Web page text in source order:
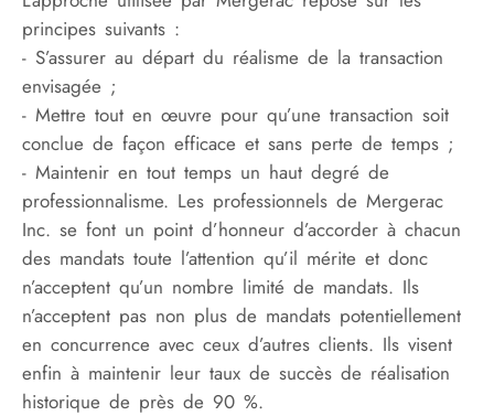
principes suivants :
- S’assurer au départ du réalisme de la transaction
envisagée ;
- Mettre tout en œuvre pour qu’une transaction soit
conclue de façon efficace et sans perte de temps ;
- Maintenir en tout temps un haut degré de
professionnalisme. Les professionnels de Mergerac
Inc. se font un point d’honneur d’accorder à chacun
des mandats toute l’attention qu’il mérite et donc
n’acceptent qu’un nombre limité de mandats. Ils
n’acceptent pas non plus de mandats potentiellement
en concurrence avec ceux d’autres clients. Ils visent
enfin à maintenir leur taux de succès de réalisation
historique de près de 90 %.